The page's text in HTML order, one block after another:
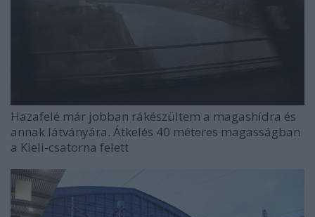
Hazafelé már jobban rákészültem a magashídra és
annak látványára. Átkelés 40 méteres magasságban
a Kieli-csatorna felett